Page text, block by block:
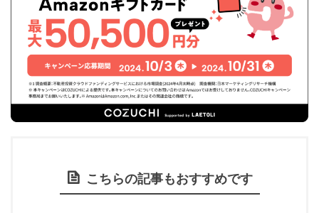
こちらの記事もおすすめです